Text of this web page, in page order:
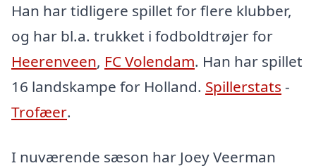
Han har tidligere spillet for flere klubber,
og har bl.a. trukket i fodboldtrøjer for
Heerenveen, FC Volendam. Han har spillet
16 landskampe for Holland. Spillerstats -
Trofæer.
I nuværende sæson har Joey Veerman